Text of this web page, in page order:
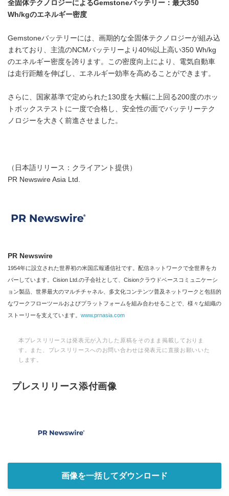
全固体テクノロジーによるGemstoneバッテリー：最大350
Wh/kgのエネルギー密度
Gemstoneバッテリーには、画期的な全固体テクノロジーが組み込
まれており、主流のNCMバッテリーより40%以上高い350 Wh/kg
のエネルギー密度を誇ります。この密度向上により、電気自動車
は走行距離を伸ばし、エネルギー効率を高めることができます。
さらに、国家基準で定められた130度を大幅に上回る200度のホッ
トボックステストに一度で合格し、安全性の面でバッテリーテク
ノロジーを大きく前進させました。
（日本語リリース：クライアント提供）
PR Newswire Asia Ltd.
PR Newswire
1954年に設立された世界初の米国広報通信社です。配信ネットワークで全世界をカ
バーしています。Cision Ltd.の子会社として、Cisionクラウドベースコミュニケーシ
ョン製品、世界最大のマルチチャネル、多文化コンテンツ普及ネットワークと包括的
なワークフローツールおよびプラットフォームを組み合わせることで、様々な組織の
ストーリーを支えています。 www.prnasia.com
本プレスリリースは発表元が入力した原稿をそのまま掲載しておりま
す。また、プレスリリースへのお問い合わせは発表元に直接お願いいた
します。
プレスリリース添付画像
画像を一括してダウンロード